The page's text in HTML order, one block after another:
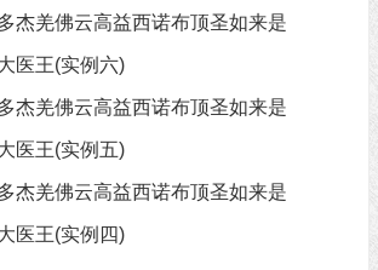
杰羌佛云高益西诺布顶圣如来是
医王(实例六)
杰羌佛云高益西诺布顶圣如来是
医王(实例五)
杰羌佛云高益西诺布顶圣如来是
医王(实例四)